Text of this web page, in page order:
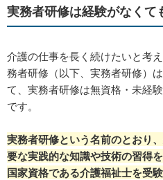
実務者研修は経験がなくて
介護の仕事を長く続けたいと考
務者研修（以下、実務者研修）
て、実務者研修は無資格・未経
です。
実務者研修という名前のとおり
要な実践的な知識や技術の習得
国家資格である介護福祉士を受